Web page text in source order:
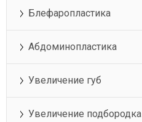
Блефаропластика
Абдоминопластика
Увеличение губ
Увеличение подбородка